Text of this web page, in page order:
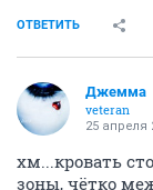
ОТВЕТИТЬ
Джемма
veteran
25 апреля
хм...кровать
зоны, чётко